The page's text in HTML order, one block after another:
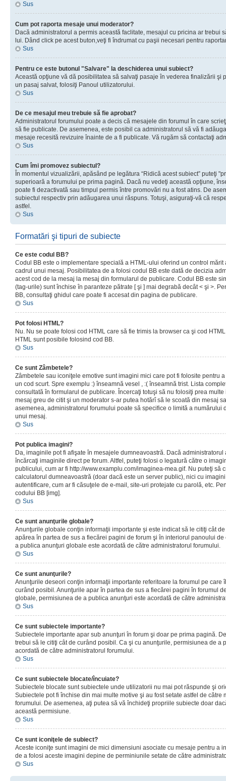
Sus
Cum pot raporta mesaje unui moderator?
Dacă administratorul a permis această faclitate, mesajul cu pricina ar trebui
lui. Dând click pe acest buton,veţi fi îndrumat cu paşii necesari pentru
Sus
Pentru ce este butonul "Salvare" la deschiderea unui subiect?
Această opţiune vă dă posibilitatea să salvaţi pasaje în vederea finalizării şi
un pasaj salvat, folosiţi Panoul utilizatorului.
Sus
De ce mesajul meu trebuie să fie aprobat?
Administratorul forumului poate a decis că mesajele din forumul în care
să fie publicate. De asemenea, este posibil ca administratorul să vă fi
mesaje recesită revizuire înainte de a fi publicate. Vă rugăm să contactaţi
Sus
Cum îmi promovez subiectul?
În momentul vizualizării, apăsând pe legătura “Ridică acest subiect” puteţi
superioară a forumului pe prima pagină. Dacă nu vedeţi această opţiune,
poate fi dezactivată sau timpul permis între promovări nu a fost atins. De
subiectul respectiv prin adăugarea unui răspuns. Totuşi, asiguraţi-vă că
astfel.
Sus
Formatări şi tipuri de subiecte
Ce este codul BB?
Codul BB este o implementare specială a HTML-ului oferind un control
cadrul unui mesaj. Posibilitatea de a folosi codul BB este dată de decizia
acest cod de la mesaj la mesaj din formularul de publicare. Codul BB este
(tag-urile) sunt închise în paranteze pătrate [ şi ] mai degrabă decât < şi >.
BB, consultaţi ghidul care poate fi accesat din pagina de publicare.
Sus
Pot folosi HTML?
Nu. Nu se poate folosi cod HTML care să fie trimis la browser ca şi cod
HTML sunt posibile folosind cod BB.
Sus
Ce sunt Zâmbetele?
Zâmbetele sau iconiţele emotive sunt imagini mici care pot fi folosite pentru
un cod scurt. Spre exemplu :) înseamnă vesel , :( înseamnă trist. Lista
consultată în formularul de publicare. Încercaţi totuşi să nu folosiţi prea
mesaj greu de citit şi un moderator s-ar putea hotărî să le scoată din mesaj
asemenea, administratorul forumului poate să specifice o limită a numărului
unui mesaj.
Sus
Pot publica imagini?
Da, imaginile pot fi afişate în mesajele dumneavoastră. Dacă
încărcaţi imaginile direct pe forum. Altfel, puteţi folosi o legatură către o
publicului, cum ar fi http://www.examplu.com/imaginea-mea.gif. Nu puteţi să
calculatorul dumneavoastră (doar dacă este un server public), nici cu
autentificare, cum ar fi căsuţele de e-mail, site-uri protejate cu parolă, etc.
codului BB [img].
Sus
Ce sunt anunţurile globale?
Anunţurile globale conţin informaţii importante şi este indicat să le citiţi cât
apărea în partea de sus a fiecărei pagini de forum şi în interiorul panoului
a publica anunţuri globale este acordată de către administratorul forumului.
Sus
Ce sunt anunţurile?
Anunţurile deseori conţin informaţii importante referitoare la forumul pe care
curând posibil. Anunţurile apar în partea de sus a fiecărei pagini în forumul
globale, permisiunea de a publica anunţuri este acordată de către
Sus
Ce sunt subiectele importante?
Subiectele importante apar sub anunţuri în forum şi doar pe prima pagină.
trebui să le citiţi cât de curând posibil. Ca şi cu anunţurile, permisiunea de a
acordată de către administratorul forumului.
Sus
Ce sunt subiectele blocate/încuiate?
Subiectele blocate sunt subiectele unde utilizatorii nu mai pot răspunde şi
Subiectele pot fi închise din mai multe motive şi au fost setate astfel de către
forumului. De asemenea, aţi putea să vă închideţi propriile subiecte doar
această permisiune.
Sus
Ce sunt iconiţele de subiect?
Aceste iconiţe sunt imagini de mici dimensiuni asociate cu mesaje pentru a
de a folosi aceste imagini depine de perminiunile setate de către
Sus